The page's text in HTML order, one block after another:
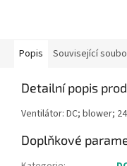
Popis Související
Detailní popis
Ventilátor: DC; blower;
Doplňkové